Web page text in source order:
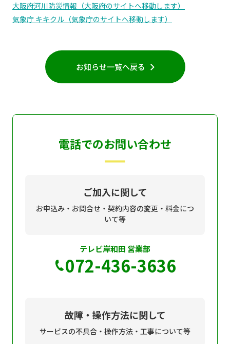
企業情報
アクセス
採用情報
契約約款
公表事項
番組放送基準
放送番組審議会
大阪府河川防災情報（大阪府のサイトへ移動します）
気象庁 キキクル（気象庁のサイトへ移動します）
お知らせ一覧へ戻る
電話でのお問い合わせ
ご加入に関して
お申込み・お問合せ・契約内容の変更・料金につ
いて等
テレビ岸和田 営業部
072-436-3636
故障・操作方法に関して
サービスの不具合・操作方法・工事について等